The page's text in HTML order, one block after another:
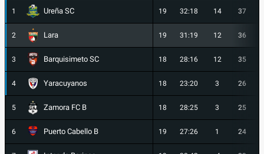
1 Ureña SC 19 32:18 14 37
2 Lara 19 31:19 12 36
3 Barquisimeto SC 18 28:16 12 35
4 Yaracuyanos 18 23:20 3 26
5 Zamora FC B 18 28:25 3 25
6 Puerto Cabello B 19 27:26 1 24